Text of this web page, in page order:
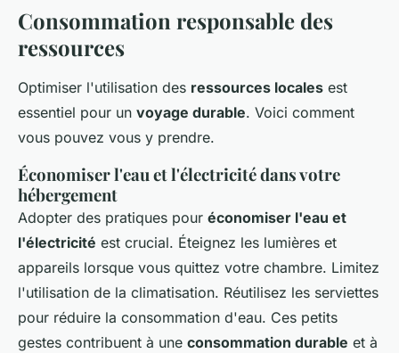
Consommation responsable des
ressources
Optimiser l'utilisation des ressources locales est
essentiel pour un voyage durable. Voici comment
vous pouvez vous y prendre.
Économiser l'eau et l'électricité dans votre
hébergement
Adopter des pratiques pour économiser l'eau et
l'électricité est crucial. Éteignez les lumières et
appareils lorsque vous quittez votre chambre. Limitez
l'utilisation de la climatisation. Réutilisez les serviettes
pour réduire la consommation d'eau. Ces petits
gestes contribuent à une consommation durable et à